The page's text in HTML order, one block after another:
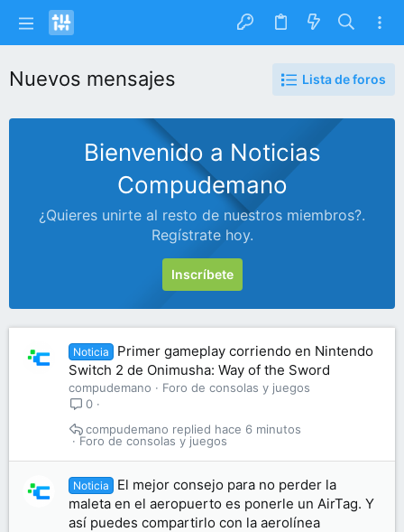
Nuevos mensajes Lista de foros
Bienvenido a Noticias
Compudemano
¿Quieres unirte al resto de nuestros miembros?.
Regístrate hoy.
Inscríbete
Noticia
Primer gameplay corriendo en Nintendo
Switch 2 de Onimusha: Way of the Sword
compudemano
Foro de consolas y juegos
0
Foro de consolas y juegos
hace 6 minutos
compudemano
Noticia
El mejor consejo para no perder la
maleta en el aeropuerto es ponerle un AirTag. Y
así puedes compartirlo con la aerolínea